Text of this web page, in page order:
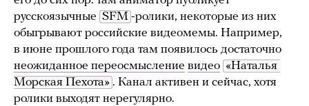
русскоязычные SFM -ролики, некоторые из них
обыгрывают российские видеомемы. Например,
в июне прошлого года там появилось достаточно
неожиданное переосмысление видео «Наталья
Морская Пехота» . Канал активен и сейчас, хотя
ролики выходят нерегулярно.